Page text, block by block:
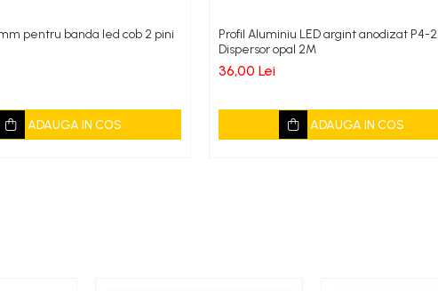
pentru banda led cob 2 pini
ADAUGA IN COS
Profil Aluminiu LED argint anodizat P4-2
Dispersor opal 2M
36,00 Lei
ADAUGA IN COS